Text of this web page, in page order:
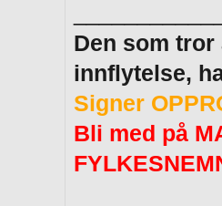
Den som
innflytelse,
Signer
Bli med på